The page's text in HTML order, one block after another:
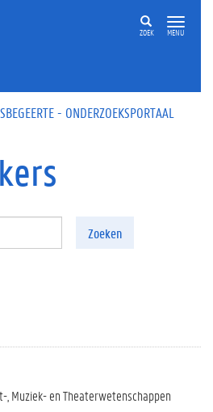
ZOEK MENU
- ONDERZOEKSPORTAAL
Zoeken
, Muziek- en Theaterwetenschappen